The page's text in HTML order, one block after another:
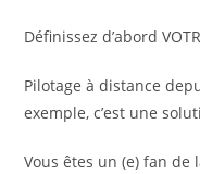
Définissez d’abord
Pilotage à distance
exemple, c’est une
Vous êtes un (e) fan de